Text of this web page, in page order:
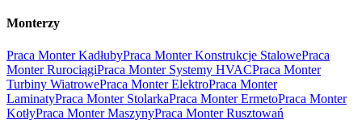
Monterzy
Praca Monter KadłubyPraca Monter Konstrukcje StalowePraca
Monter RurociągiPraca Monter Systemy HVACPraca Monter
Turbiny WiatrowePraca Monter ElektroPraca Monter
LaminatyPraca Monter StolarkaPraca Monter ErmetoPraca Monter
KotłyPraca Monter MaszynyPraca Monter Rusztowań